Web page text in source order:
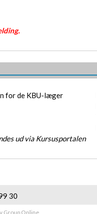
for de KBU-læger
ud via Kursusportalen
30​
Group Online